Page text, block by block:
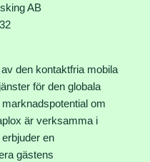
AB
den kontaktfria mobila
för den globala
om
är verksamma i
en
gästens